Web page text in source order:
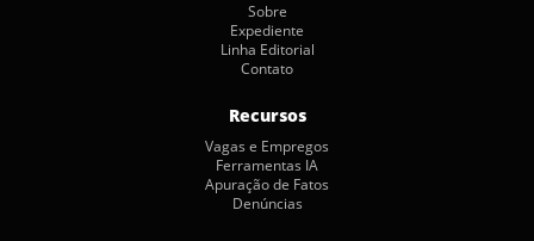
Sobre
Expediente
Linha Editorial
Contato
Recursos
Vagas e Empregos
Ferramentas IA
Apuração de Fatos
Denúncias